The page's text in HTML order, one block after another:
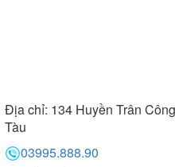
Địa chỉ: 134 Huyền Trân
Tàu
03995.888.90